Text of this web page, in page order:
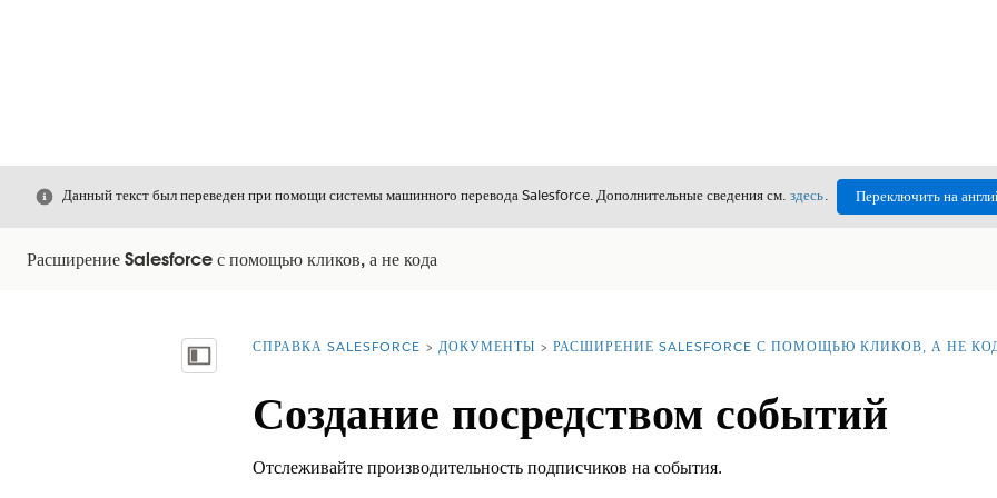
Закрыть
Данный текст был переведен при помощи системы машинного перевода Salesforce. Дополнительные сведения см. здесь. Переключить на
Расширение Salesforce с помощью кликов, а не кода
Показать содержание
Вы находитесь здесь:
СПРАВКА SALESFORCE ДОКУМЕНТЫ РАСШИРЕНИЕ SALESFORCE С ПОМОЩЬЮ КЛИКОВ, А НЕ
Создание посредством событий
Отслеживайте производительность подписчиков на события.